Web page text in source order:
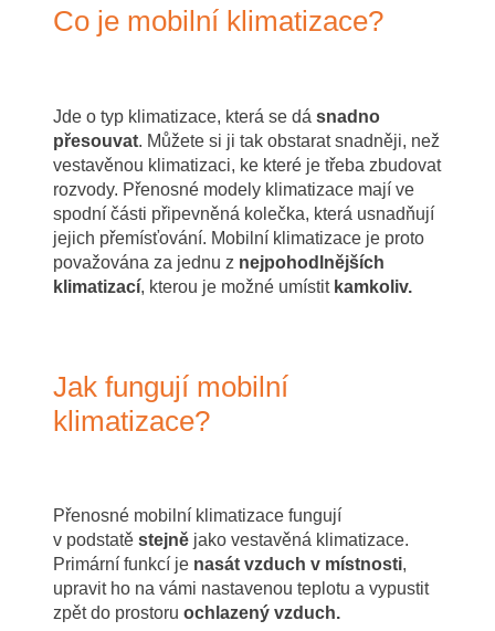
Co je mobilní klimatizace?
Jde o typ klimatizace, která se dá snadno
přesouvat. Můžete si ji tak obstarat snadněji, než
vestavěnou klimatizaci, ke které je třeba zbudovat
rozvody. Přenosné modely klimatizace mají ve
spodní části připevněná kolečka, která usnadňují
jejich přemísťování. Mobilní klimatizace je proto
považována za jednu z nejpohodlnějších
klimatizací, kterou je možné umístit kamkoliv.
Jak fungují mobilní
klimatizace?
Přenosné mobilní klimatizace fungují
v podstatě stejně jako vestavěná klimatizace.
Primární funkcí je nasát vzduch v místnosti,
upravit ho na vámi nastavenou teplotu a vypustit
zpět do prostoru ochlazený vzduch.